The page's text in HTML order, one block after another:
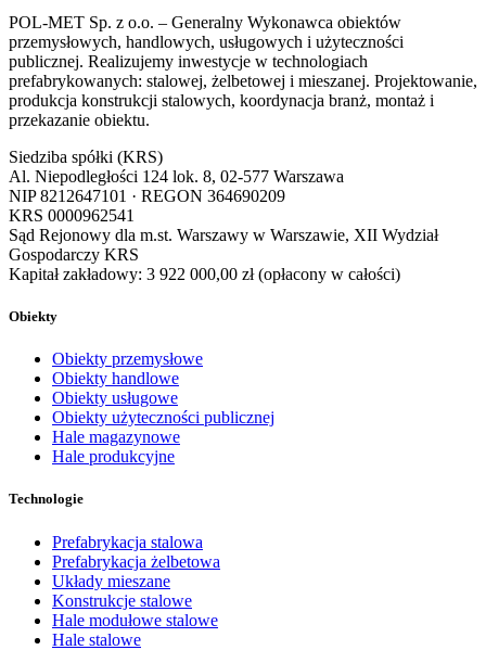
POL-MET Sp. z o.o. – Generalny Wykonawca obiektów
przemysłowych, handlowych, usługowych i użyteczności
publicznej. Realizujemy inwestycje w technologiach
prefabrykowanych: stalowej, żelbetowej i mieszanej. Projektowanie,
produkcja konstrukcji stalowych, koordynacja branż, montaż i
przekazanie obiektu.
Siedziba spółki (KRS)
Al. Niepodległości 124 lok. 8, 02-577 Warszawa
NIP8212647101 · REGON 364690209
KRS 0000962541
Sąd Rejonowy dla m.st. Warszawy w Warszawie, XII Wydział
Gospodarczy KRS
Kapitał zakładowy: 3 922 000,00 zł(opłacony w całości)
Obiekty
Obiekty przemysłowe
Obiekty handlowe
Obiekty usługowe
Obiekty użyteczności publicznej
Hale magazynowe
Hale produkcyjne
Technologie
Prefabrykacja stalowa
Prefabrykacja żelbetowa
Układy mieszane
Konstrukcje stalowe
Hale modułowe stalowe
Hale stalowe